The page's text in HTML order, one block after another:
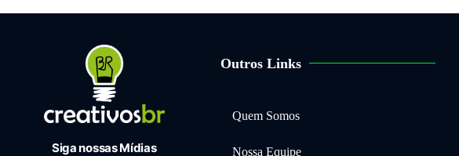
Siga nossas Mídias
Outros Links
Quem Somos
Nossa Equipe